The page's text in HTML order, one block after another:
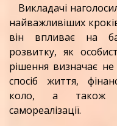
Викладачі
найважливіших
він впливає на
розвитку, як
рішення визначає
спосіб життя,
коло, а також
самореалізації.